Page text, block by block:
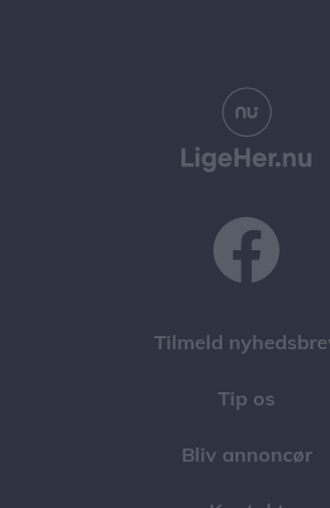
Tilmeld
Tip os
Bliv annoncør